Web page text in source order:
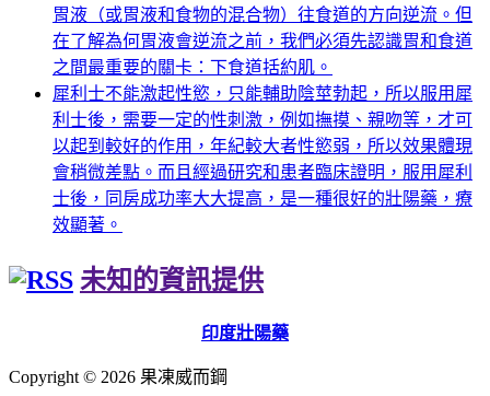
胃液（或胃液和食物的混合物）往食道的方向逆流。但
在了解為何胃液會逆流之前，我們必須先認識胃和食道
之間最重要的關卡：下食道括約肌。
犀利士不能激起性慾，只能輔助陰莖勃起，所以服用犀
利士後，需要一定的性刺激，例如撫摸、親吻等，才可
以起到較好的作用，年紀較大者性慾弱，所以效果體現
會稍微差點。而且經過研究和患者臨床證明，服用犀利
士後，同房成功率大大提高，是一種很好的壯陽藥，療
效顯著。
未知的資訊提供
印度壯陽藥
Copyright © 2026 果凍威而鋼